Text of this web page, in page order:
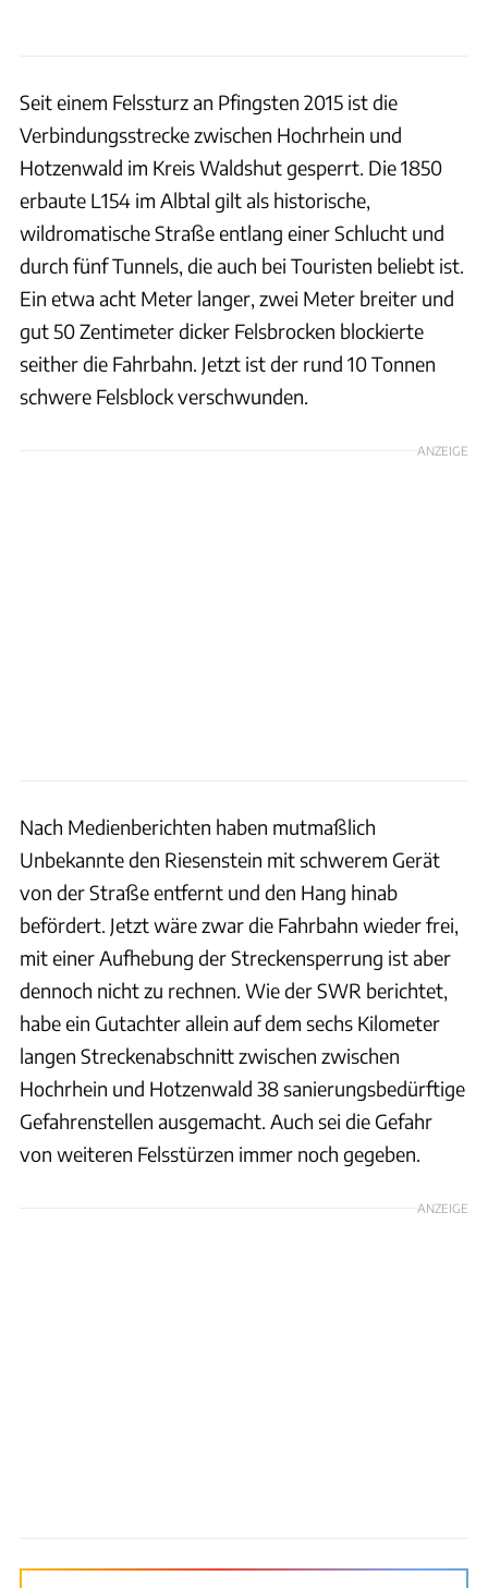
Seit einem Felssturz an Pfingsten 2015 ist die
Verbindungsstrecke zwischen Hochrhein und
Hotzenwald im Kreis Waldshut gesperrt. Die 1850
erbaute L154 im Albtal gilt als historische,
wildromatische Straße entlang einer Schlucht und
durch fünf Tunnels, die auch bei Touristen beliebt ist.
Ein etwa acht Meter langer, zwei Meter breiter und
gut 50 Zentimeter dicker Felsbrocken blockierte
seither die Fahrbahn. Jetzt ist der rund 10 Tonnen
schwere Felsblock verschwunden.
ANZEIGE
Nach Medienberichten haben mutmaßlich
Unbekannte den Riesenstein mit schwerem Gerät
von der Straße entfernt und den Hang hinab
befördert. Jetzt wäre zwar die Fahrbahn wieder frei,
mit einer Aufhebung der Streckensperrung ist aber
dennoch nicht zu rechnen. Wie der SWR berichtet,
habe ein Gutachter allein auf dem sechs Kilometer
langen Streckenabschnitt zwischen zwischen
Hochrhein und Hotzenwald 38 sanierungsbedürftige
Gefahrenstellen ausgemacht. Auch sei die Gefahr
von weiteren Felsstürzen immer noch gegeben.
ANZEIGE